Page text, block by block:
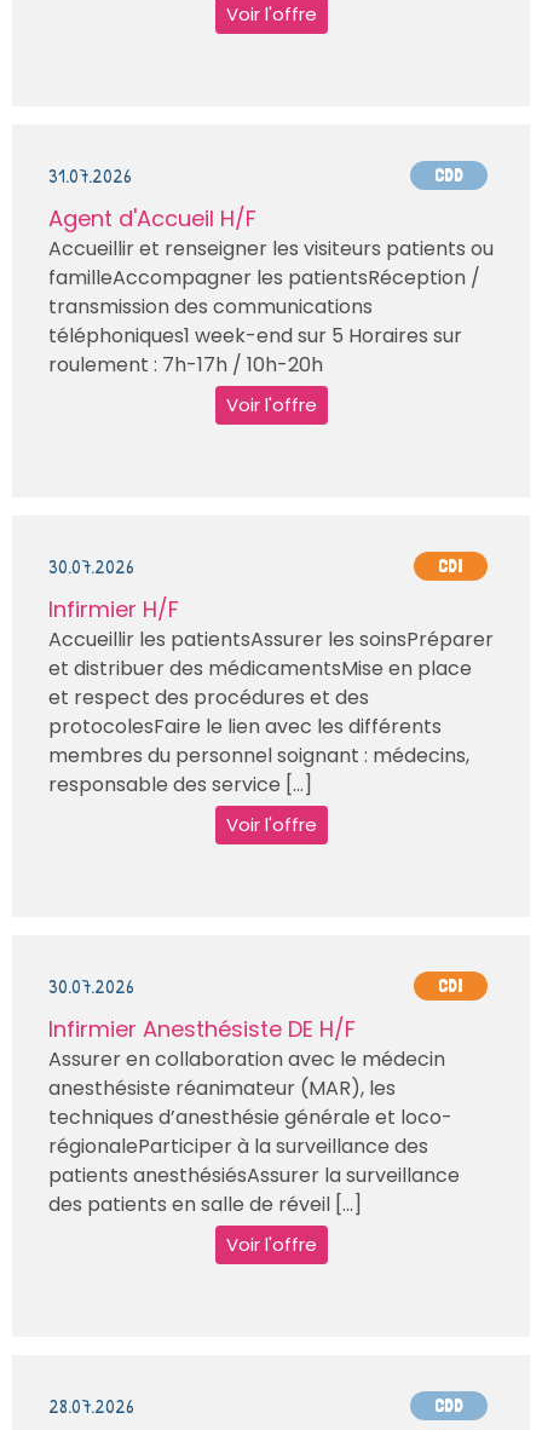
Voir l'offre
31.07.2026 CDD
Agent d'Accueil H/F
Accueillir et renseigner les visiteurs patients ou
familleAccompagner les patientsRéception /
transmission des communications
téléphoniques1 week-end sur 5 Horaires sur
roulement : 7h-17h / 10h-20h
Voir l'offre
30.07.2026 CDI
Infirmier H/F
Accueillir les patientsAssurer les soinsPréparer
et distribuer des médicamentsMise en place
et respect des procédures et des
protocolesFaire le lien avec les différents
membres du personnel soignant : médecins,
responsable des service [...]
Voir l'offre
30.07.2026 CDI
Infirmier Anesthésiste DE H/F
Assurer en collaboration avec le médecin
anesthésiste réanimateur (MAR), les
techniques d’anesthésie générale et loco-
régionaleParticiper à la surveillance des
patients anesthésiésAssurer la surveillance
des patients en salle de réveil [...]
Voir l'offre
28.07.2026 CDD